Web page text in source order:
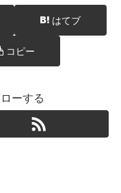
はてブ
コピー
ーする